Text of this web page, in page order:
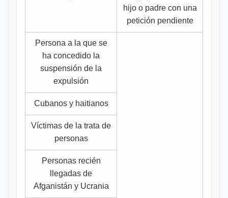
hijo o padre con una
petición pendiente
Persona a la que se
ha concedido la
suspensión de la
expulsión
Cubanos y haitianos
Víctimas de la trata de
personas
Personas recién
llegadas de
Afganistán y Ucrania